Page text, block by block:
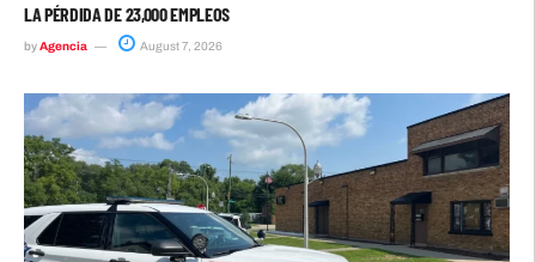
LA PÉRDIDA DE 23,000 EMPLEOS
byAgencia August 7, 2026